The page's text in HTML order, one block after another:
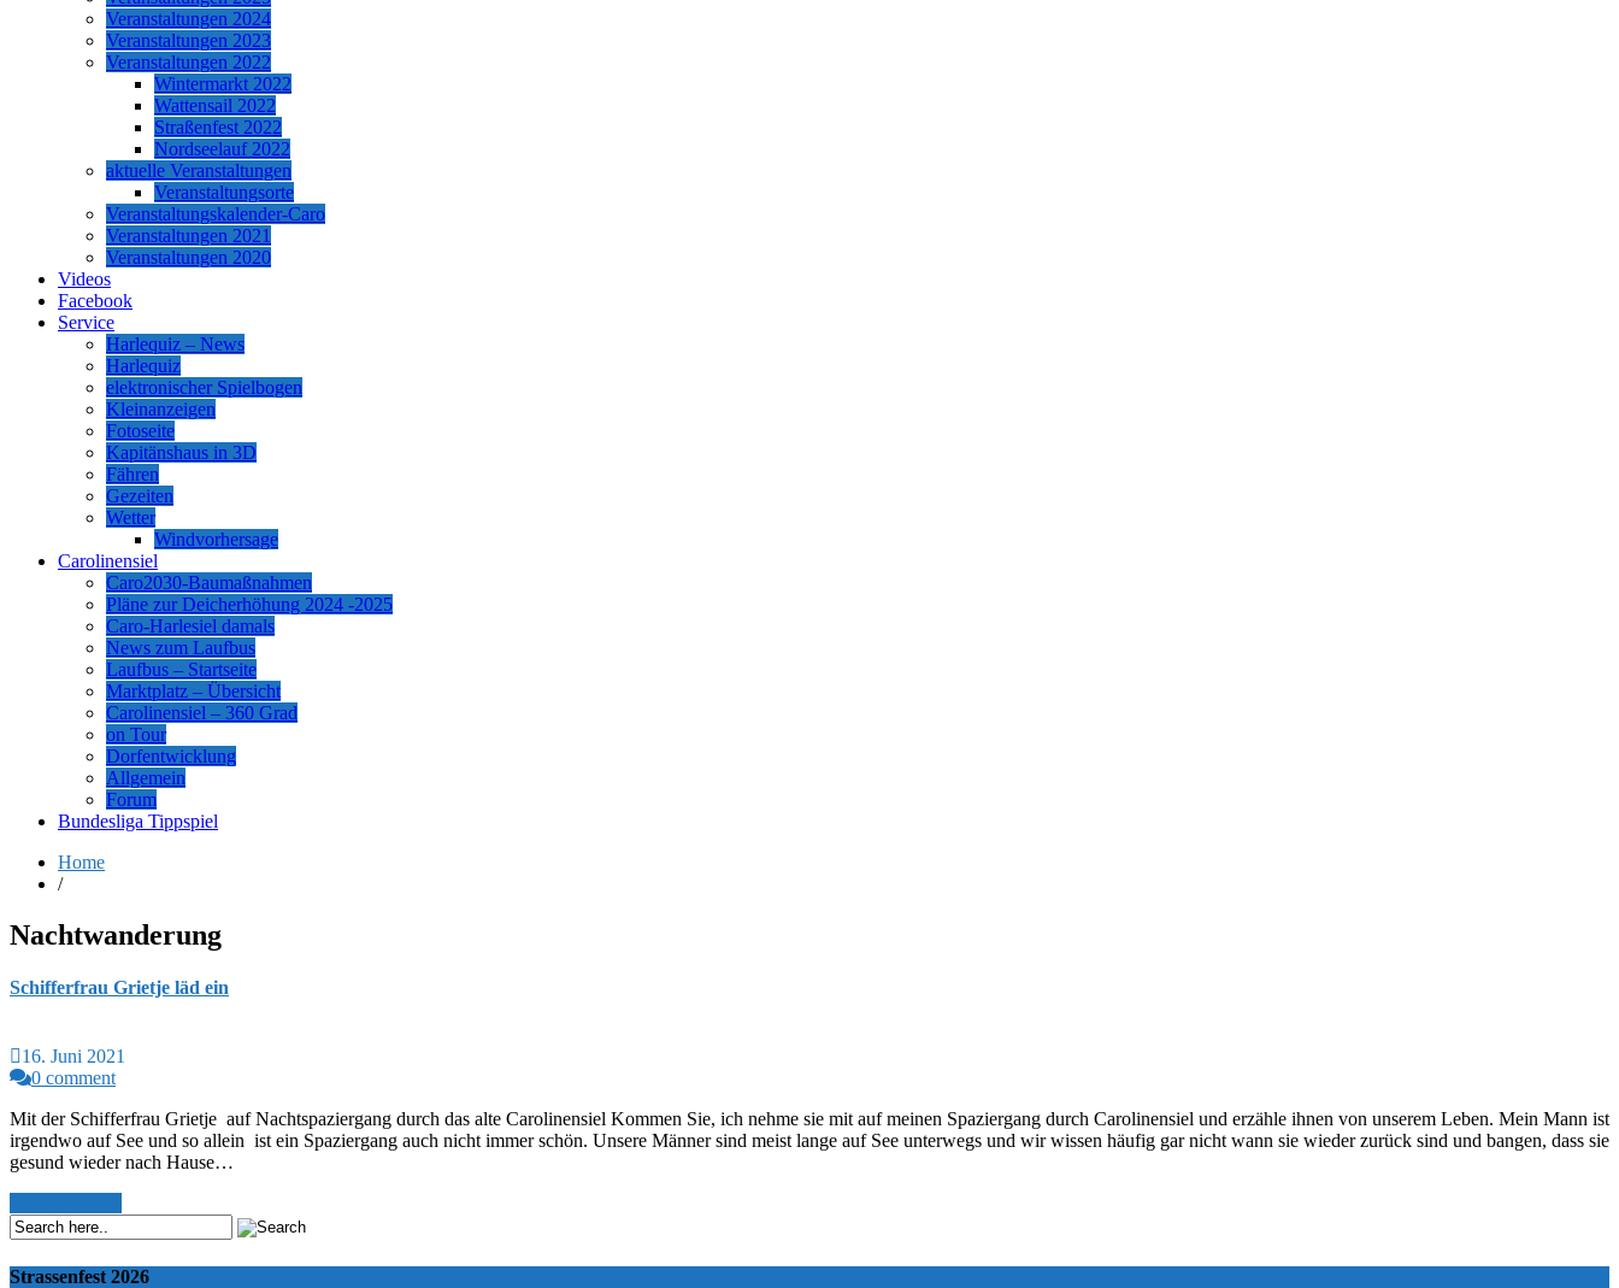
Veranstaltungen 2024
Veranstaltungen 2023
Veranstaltungen 2022
Wintermarkt 2022
Wattensail 2022
Straßenfest 2022
Nordseelauf 2022
aktuelle Veranstaltungen
Veranstaltungsorte
Veranstaltungskalender-Caro
Veranstaltungen 2021
Veranstaltungen 2020
Videos
Facebook
Service
Harlequiz – News
Harlequiz
elektronischer Spielbogen
Kleinanzeigen
Fotoseite
Kapitänshaus in 3D
Fähren
Gezeiten
Wetter
Windvorhersage
Carolinensiel
Caro2030-Baumaßnahmen
Pläne zur Deicherhöhung 2024 -2025
Caro-Harlesiel damals
News zum Laufbus
Laufbus – Startseite
Marktplatz – Übersicht
Carolinensiel – 360 Grad
on Tour
Dorfentwicklung
Allgemein
Forum
Bundesliga Tippspiel
Home
/
Nachtwanderung
Schifferfrau Grietje läd ein
16. Juni 2021
0 comment
Mit der Schifferfrau Grietje auf Nachtspaziergang durch das alte Carolinensiel Kommen Sie, ich nehme sie mit auf meinen Spaziergang durch Carolinensiel und erzähle ihnen von unserem Leben. Mein Mann ist
irgendwo auf See und so allein ist ein Spaziergang auch nicht immer schön. Unsere Männer sind meist lange auf See unterwegs und wir wissen häufig gar nicht wann sie wieder zurück sind und bangen, dass sie
gesund wieder nach Hause…
Strassenfest 2026